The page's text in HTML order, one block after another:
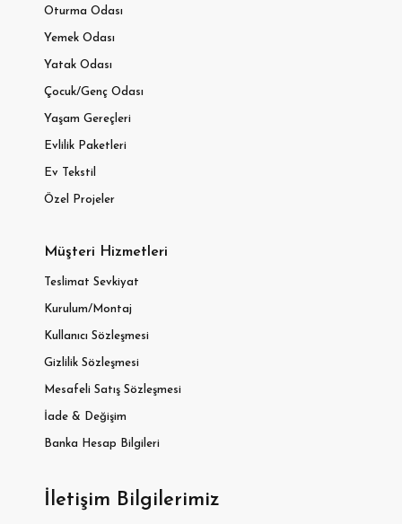
Oturma Odası
Yemek Odası
Yatak Odası
Çocuk/Genç Odası
Yaşam Gereçleri
Evlilik Paketleri
Ev Tekstil
Özel Projeler
Müşteri Hizmetleri
Teslimat Sevkiyat
Kurulum/Montaj
Kullanıcı Sözleşmesi
Gizlilik Sözleşmesi
Mesafeli Satış Sözleşmesi
İade & Değişim
Banka Hesap Bilgileri
İletişim Bilgilerimiz